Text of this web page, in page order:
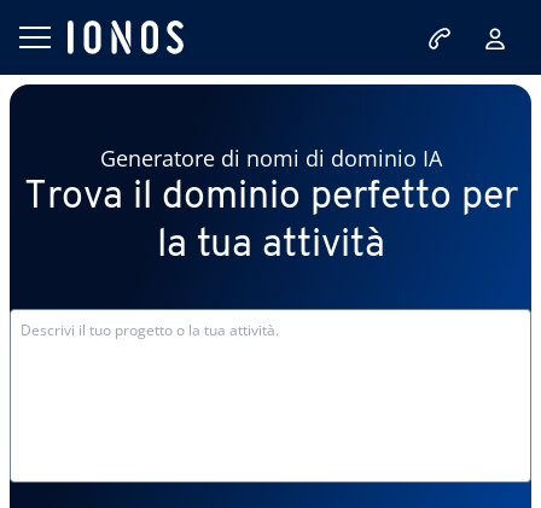
Generatore di nomi di dominio IA
Trova il dominio perfetto per
la tua attività